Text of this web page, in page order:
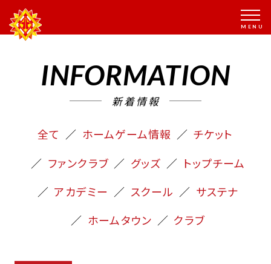
INFORMATION
新着情報
全て ホームゲーム情報
チケット
ファンクラブ
グッズ
トップチーム
アカデミー
スクール
サステナ
ホームタウン
クラブ